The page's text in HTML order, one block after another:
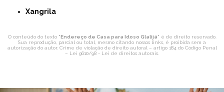
Xangrila
O conteúdo do texto "Endereço de Casa para Idoso Glalijá" é de direito reservado.
Sua reprodução, parcial ou total, mesmo citando nossos links, é proibida sem a
autorização do autor. Crime de violação de direito autoral – artigo 184 do Código Penal
– Lei 9610/98 - Lei de direitos autorais